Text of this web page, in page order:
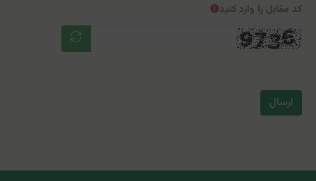
کد مقابل را وارد کنید
ارسال